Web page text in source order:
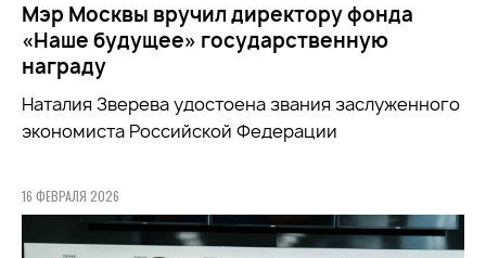
Мэр Москвы вручил директору фонда
«Наше будущее» государственную
награду
Наталия Зверева удостоена звания заслуженного
экономиста Российской Федерации
16 ФЕВРАЛЯ 2026